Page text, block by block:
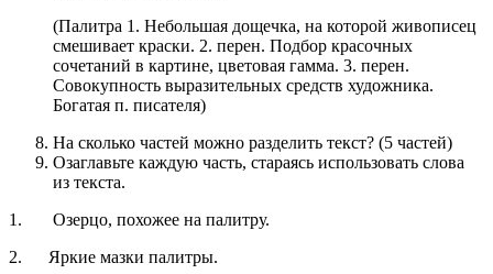
(Палитра 1. Небольшая дощечка, на которой живописец
смешивает краски. 2. перен. Подбор красочных
сочетаний в картине, цветовая гамма. 3. перен.
Совокупность выразительных средств художника.
Богатая п. писателя)
На сколько частей можно разделить текст? (5 частей)
Озаглавьте каждую часть, стараясь использовать слова
из текста.
1. Озерцо, похожее на палитру.
2. Яркие мазки палитры.